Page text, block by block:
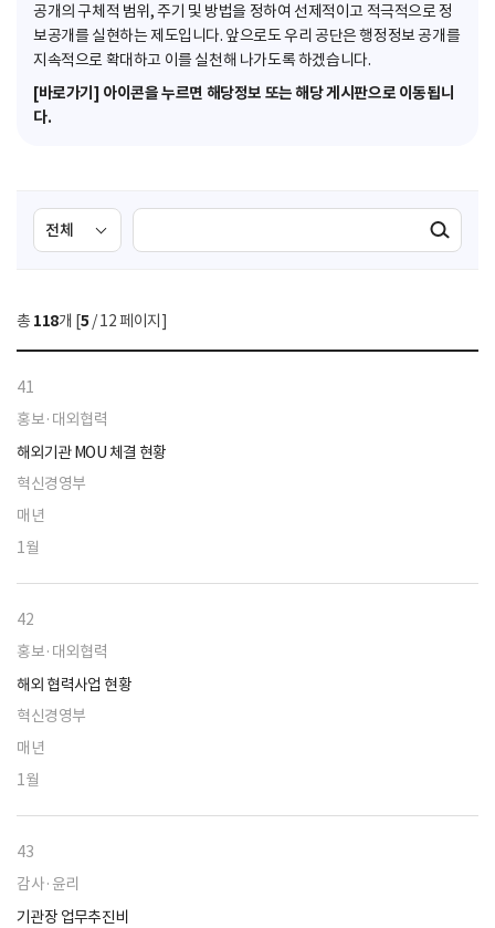
공개의 구체적 범위, 주기 및 방법을 정하여 선제적이고 적극적으로 정
보공개를 실현하는 제도입니다. 앞으로도 우리 공단은 행정정보 공개를
지속적으로 확대하고 이를 실천해 나가도록 하겠습니다.
[바로가기] 아이콘을 누르면 해당정보 또는 해당 게시판으로 이동됩니
다.
검
색
선
택
색
검색실행
총 118개 [5 / 12 페이지]
41
홍보·대외협력
해외기관 MOU 체결 현황
혁신경영부
매년
1월
42
홍보·대외협력
해외 협력사업 현황
혁신경영부
매년
1월
43
감사·윤리
기관장 업무추진비